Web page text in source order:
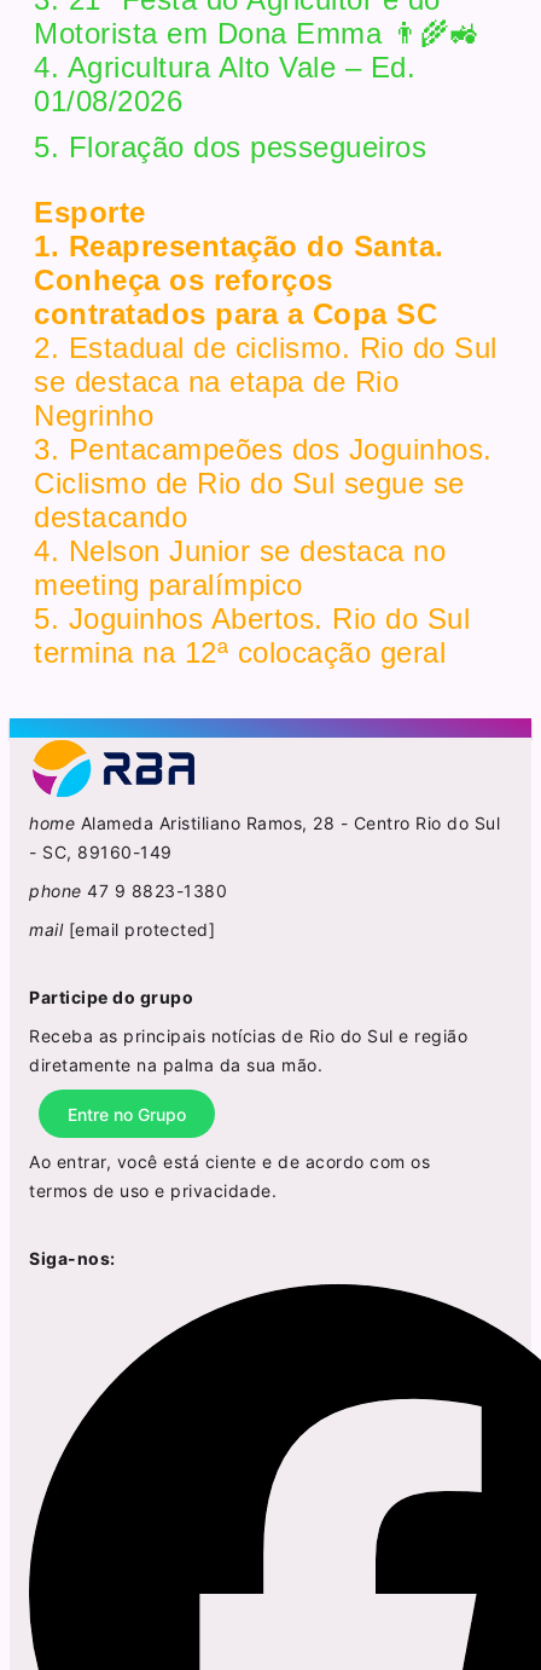
Motorista em Dona Emma 👨‍🌾🚜
4. Agricultura Alto Vale – Ed.
01/08/2026
5. Floração dos pessegueiros
Esporte
1. Reapresentação do Santa.
Conheça os reforços
contratados para a Copa SC
2. Estadual de ciclismo. Rio do Sul
se destaca na etapa de Rio
Negrinho
3. Pentacampeões dos Joguinhos.
Ciclismo de Rio do Sul segue se
destacando
4. Nelson Junior se destaca no
meeting paralímpico
5. Joguinhos Abertos. Rio do Sul
termina na 12ª colocação geral
home Alameda Aristiliano Ramos, 28 - Centro Rio do Sul
- SC, 89160-149
phone 47 9 8823-1380
mail [email protected]
Participe do grupo
Receba as principais notícias de Rio do Sul e região
diretamente na palma da sua mão.
Entre no Grupo
Ao entrar, você está ciente e de acordo com os
termos de uso e privacidade.
Siga-nos: